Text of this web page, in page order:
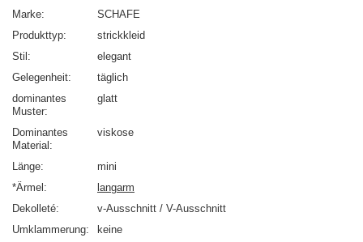
Marke
SCHAFE
Produkttyp
strickkleid
Stil
elegant
Gelegenheit
täglich
dominantes
Muster
glatt
Dominantes
Material
viskose
Länge
mini
*Ärmel
langarm
Dekolleté
v-Ausschnitt / V-Ausschnitt
Umklammerung
keine